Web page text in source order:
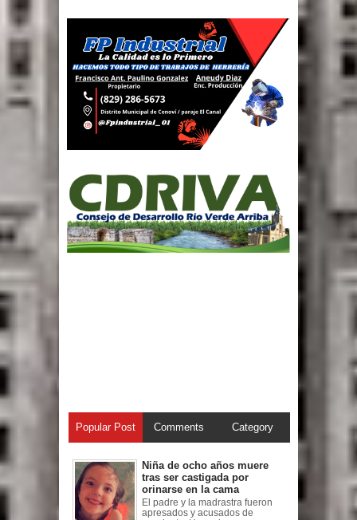
Popular Post Comments Category
Niña de ocho años muere
tras ser castigada por
orinarse en la cama
El padre y la madrastra fueron
apresados y acusados de